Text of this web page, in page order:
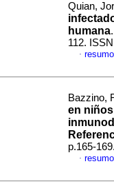
Quian,
humana
112.
·
Bazzino,
en
p.165-
·